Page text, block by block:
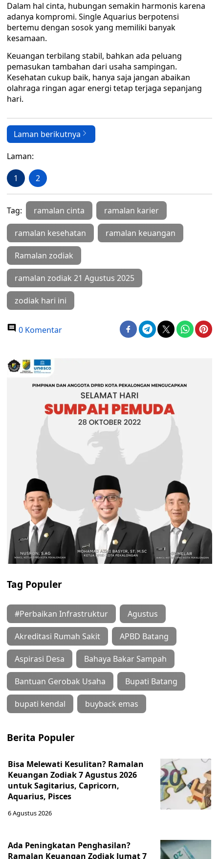
Dalam hal cinta, hubungan semakin harmonis karena
adanya kompromi. Single Aquarius berpotensi
bertemu dengan sosok yang memiliki banyak
kesamaan.
Keuangan terbilang stabil, bahkan ada peluang
pemasukan tambahan dari usaha sampingan.
Kesehatan cukup baik, hanya saja jangan abaikan
olahraga ringan agar energi tetap terjaga sepanjang
hari.
Laman berikutnya
Laman:
1 2
Tag: ramalan cinta ramalan karier
ramalan kesehatan ramalan keuangan
Ramalan zodiak
ramalan zodiak 21 Agustus 2025
zodiak hari ini
0 Komentar
Tag Populer
#Perbaikan Infrastruktur Agustus
Akreditasi Rumah Sakit APBD Batang
Aspirasi Desa Bahaya Bakar Sampah
Bantuan Gerobak Usaha Bupati Batang
bupati kendal buyback emas
Berita Populer
Bisa Melewati Kesulitan? Ramalan
Keuangan Zodiak 7 Agustus 2026
untuk Sagitarius, Capricorn,
Aquarius, Pisces
6 Agustus 2026
Ada Peningkatan Penghasilan?
Ramalan Keuangan Zodiak Jumat 7